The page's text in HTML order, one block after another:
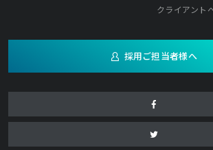
クライアント
採用ご担当者様へ